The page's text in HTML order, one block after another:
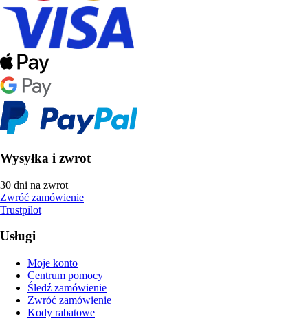
Wysyłka i zwrot
30 dni na zwrot
Zwróć zamówienie
Trustpilot
Usługi
Moje konto
Centrum pomocy
Śledź zamówienie
Zwróć zamówienie
Kody rabatowe